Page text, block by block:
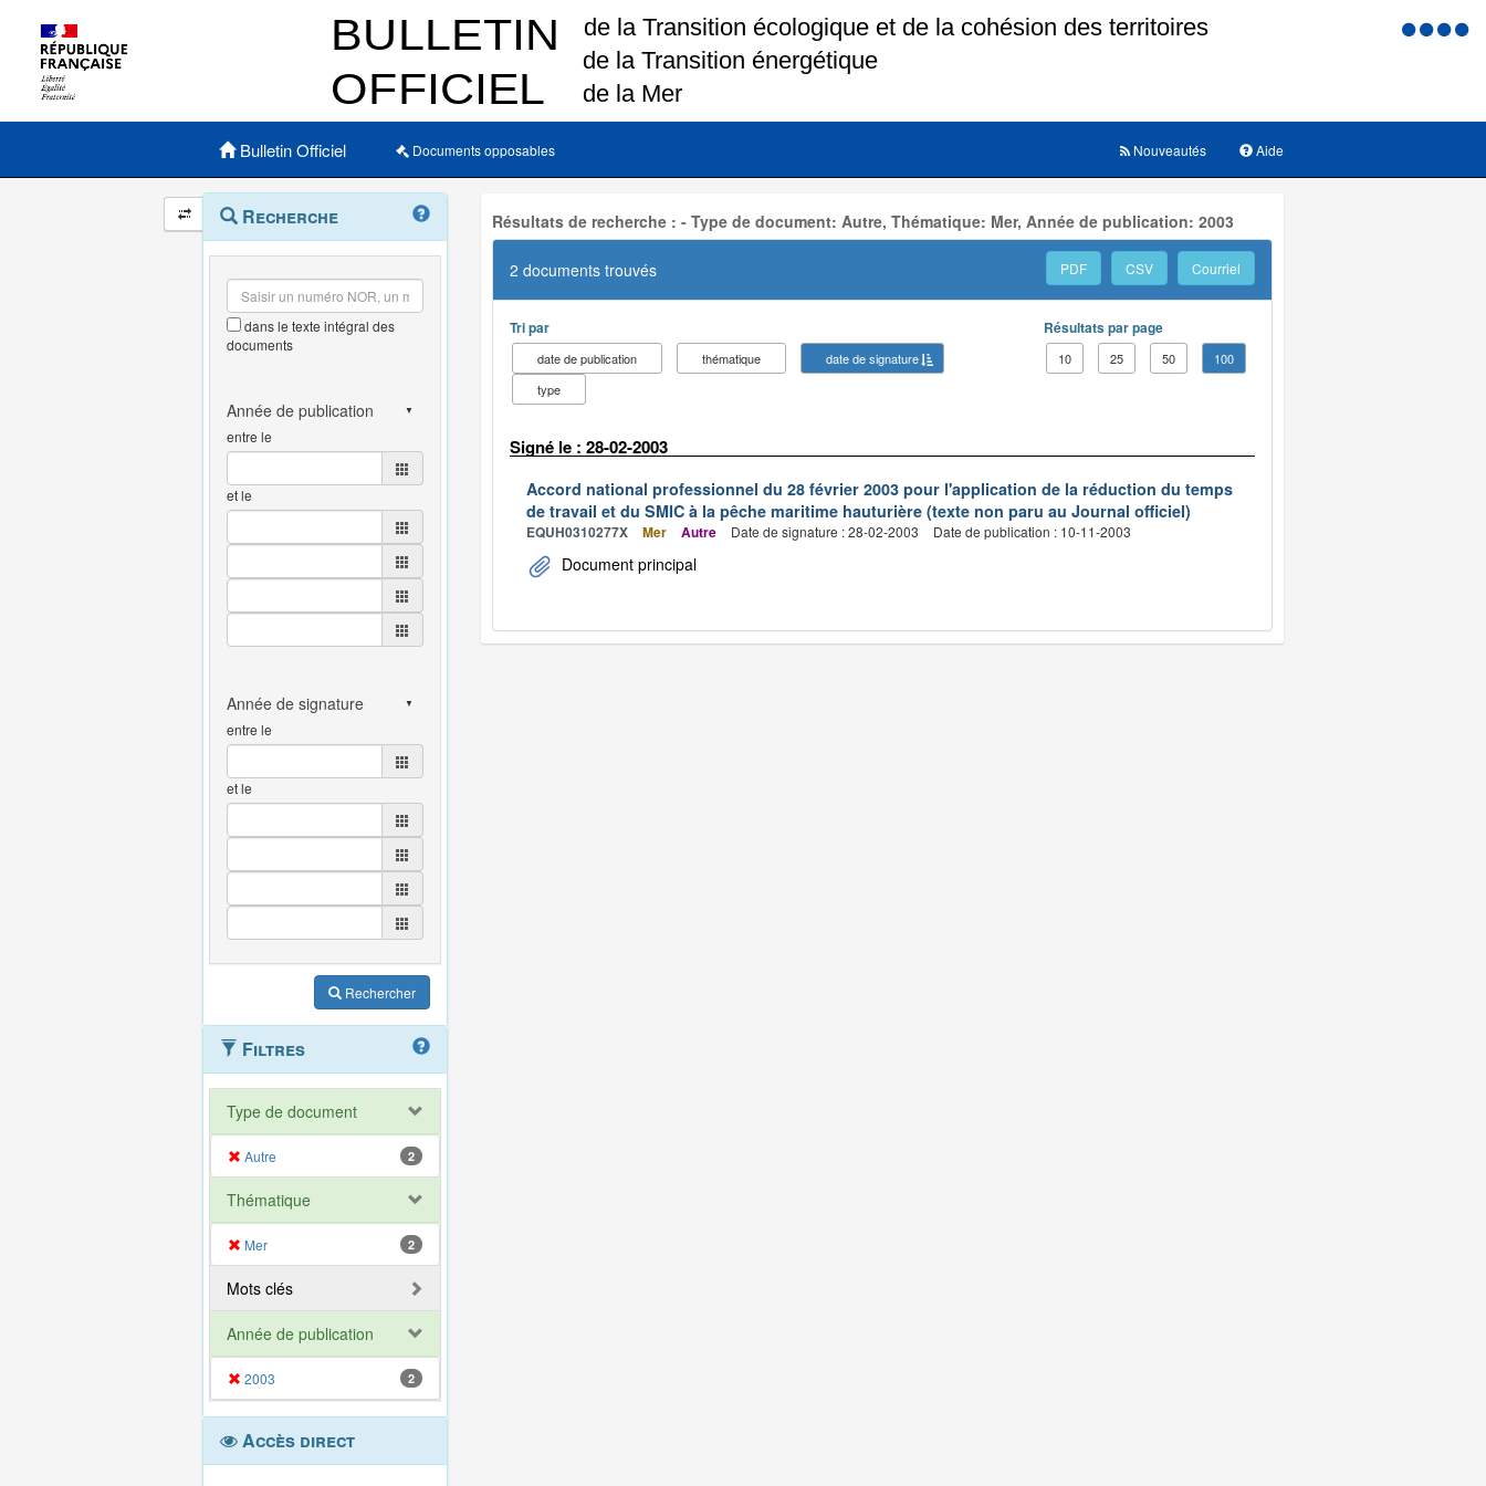
Menu
Menu principal
Bulletin Officiel Documents opposables Aide
Nouveautés
Navigation
et
outils
annexes
Menu
contextuel
Recherche
dans le texte intégral des
documents
entre le
et le
entre le
et le
Rechercher
Filtres
Type de document
Autre 2
Thématique
Mer 2
Mots clés
Année de publication
2003 2
Accès direct
Résultats de recherche : - Type de document: Autre, Thématique: Mer, Année de publication: 2003
2 documents trouvés PDF CSV Courriel
Tri par
date de publication thématique
date de signature
type
Résultats par page
10 25 50 100
Signé le : 28-02-2003
Accord national professionnel du 28 février 2003 pour l'application de la réduction du temps
de travail et du SMIC à la pêche maritime hauturière (texte non paru au Journal officiel)
EQUH0310277X Mer Autre Date de signature : 28-02-2003 Date de publication : 10-11-2003
Document principal